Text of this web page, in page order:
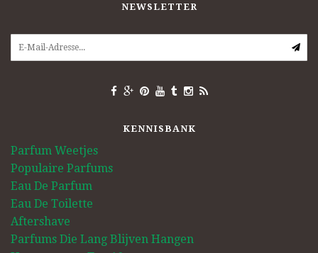
NEWSLETTER
KENNISBANK
Parfum Weetjes
Populaire Parfums
Eau De Parfum
Eau De Toilette
Aftershave
Parfums Die Lang Blijven Hangen